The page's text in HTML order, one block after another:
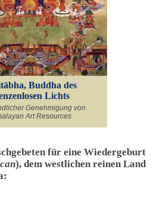
Buddha des
Lichts
Genehmigung von
Art Resources
für eine Wiedergeburt
), dem westlichen reinen Land